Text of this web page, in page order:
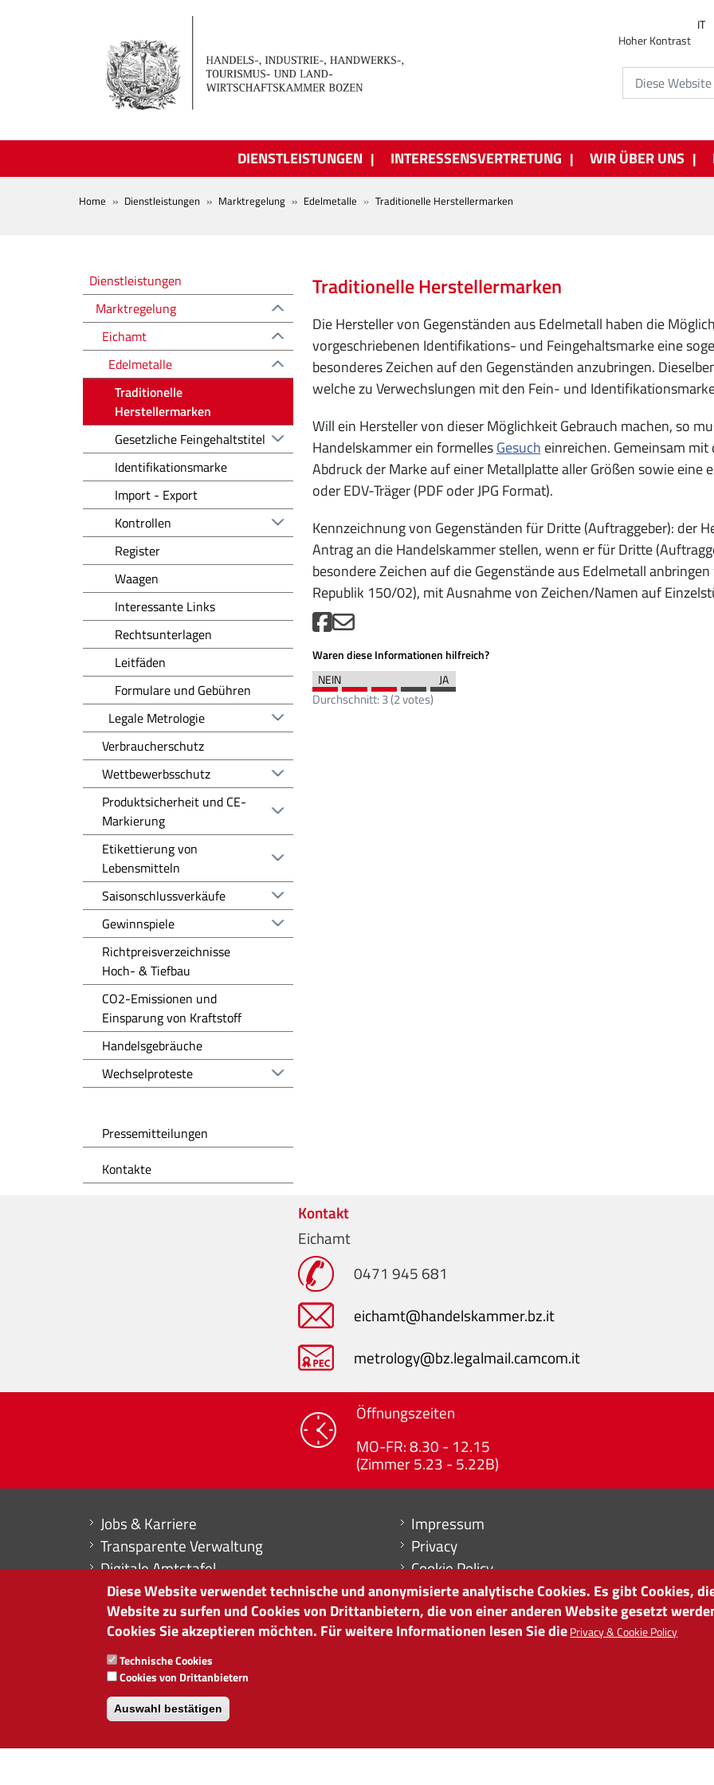
Hoher Kontrast
IT
DIENSTLEISTUNGEN INTERESSENSVERTRETUNG WIR ÜBER UNS
BREADCRUMB
Home Dienstleistungen Marktregelung Edelmetalle Traditionelle Herstellermarken
Traditionelle Herstellermarken
Die Hersteller von Gegenständen aus Edelmetall haben die
vorgeschriebenen Identifikations- und Feingehaltsmarke eine
besonderes Zeichen auf den Gegenständen anzubringen.
welche zu Verwechslungen mit den Fein- und
Will ein Hersteller von dieser Möglichkeit Gebrauch machen, so
Handelskammer ein formellesGesuch einreichen. Gemeinsam
Abdruck der Marke auf einer Metallplatte aller Größen sowie eine
oder EDV-Träger (PDF oder JPG Format).
Kennzeichnung von Gegenständen für Dritte (Auftraggeber): der
Antrag an die Handelskammer stellen, wenn er für Dritte
besondere Zeichen auf die Gegenstände aus Edelmetall
Republik 150/02), mit Ausnahme von Zeichen/Namen auf
Waren diese Informationen hilfreich?
Durchschnitt:3(2votes)
Regolazione del mercato
Dienstleistungen
Marktregelung
Eichamt
Edelmetalle
Traditionelle
Herstellermarken
Gesetzliche Feingehaltstitel
Identifikationsmarke
Import - Export
Kontrollen
Register
Waagen
Interessante Links
Rechtsunterlagen
Leitfäden
Formulare und Gebühren
Legale Metrologie
Verbraucherschutz
Wettbewerbsschutz
Produktsicherheit und CE-
Markierung
Etikettierung von
Lebensmitteln
Saisonschlussverkäufe
Gewinnspiele
Richtpreisverzeichnisse
Hoch- & Tiefbau
CO2-Emissionen und
Einsparung von Kraftstoff
Handelsgebräuche
Wechselproteste
Pressemitteilungen
Kontakte
Kontakt
Eichamt
0471 945 681
eichamt@handelskammer.bz.it
metrology@bz.legalmail.camcom.it
Öffnungszeiten
MO-FR: 8.30 - 12.15
(Zimmer 5.23 - 5.22B)
Mini menu di servizio
Jobs & Karriere
Transparente Verwaltung
Digitale Amtstafel
Erklärung zur Barrierefreiheit
Buchhaltung
Menu footer
Impressum
Privacy
Cookie Policy
Sitemap
Cookie-Einstellungen
HANDELSKAMMER BOZEN
Südtiroler Straße 60 | I-39100 Bozen
Tel. 0471 945 511 |info@handelskammer.bz.it
MwSt.-Nr.: 00376420212
Diese Website verwendet technische und anonymisierte analytische Cookies. Es gibt Cookies,
Website zu surfen und Cookies von Drittanbietern, die von einer anderen Website gesetzt
Cookies Sie akzeptieren möchten. Für weitere Informationen lesen Sie diePrivacy & Cookie Policy
Technische Cookies
Cookies von Drittanbietern
Auswahl bestätigen